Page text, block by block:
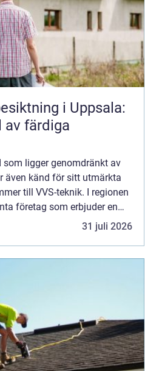
i Uppsala:
av färdiga
som ligger genomdränkt av
även känd för sitt utmärkta
till VVS-teknik. I regionen
företag som erbjuder en
31 juli 2026